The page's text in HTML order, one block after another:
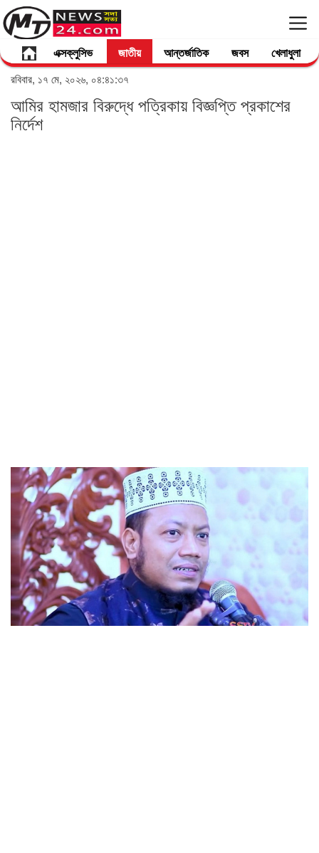
এক্সক্লুসিভ জাতীয় আন্তর্জাতিক জবস খেলাধুলা
রবিবার, ১৭ মে, ২০২৬, ০৪:৪১:৩৭
আমির হামজার বিরুদ্ধে পত্রিকায় বিজ্ঞপ্তি প্রকাশের
নির্দেশ